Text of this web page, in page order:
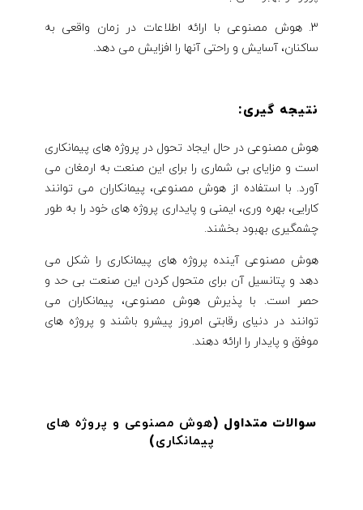
3. هوش مصنوعی با ارائه اطلاعات در زمان واقعی به
ساکنان، آسایش و راحتی آنها را افزایش می دهد.
نتیجه گیری:
هوش مصنوعی در حال ایجاد تحول در پروژه های پیمانکاری
است و مزایای بی شماری را برای این صنعت به ارمغان می
آورد. با استفاده از هوش مصنوعی، پیمانکاران می توانند
کارایی، بهره وری، ایمنی و پایداری پروژه های خود را به طور
چشمگیری بهبود بخشند.
هوش مصنوعی آینده پروژه های پیمانکاری را شکل می
دهد و پتانسیل آن برای متحول کردن این صنعت بی حد و
حصر است. با پذیرش هوش مصنوعی، پیمانکاران می
توانند در دنیای رقابتی امروز پیشرو باشند و پروژه های
موفق و پایدار را ارائه دهند.
سوالات متداول (هوش مصنوعی و پروژه های
پیمانکاری)